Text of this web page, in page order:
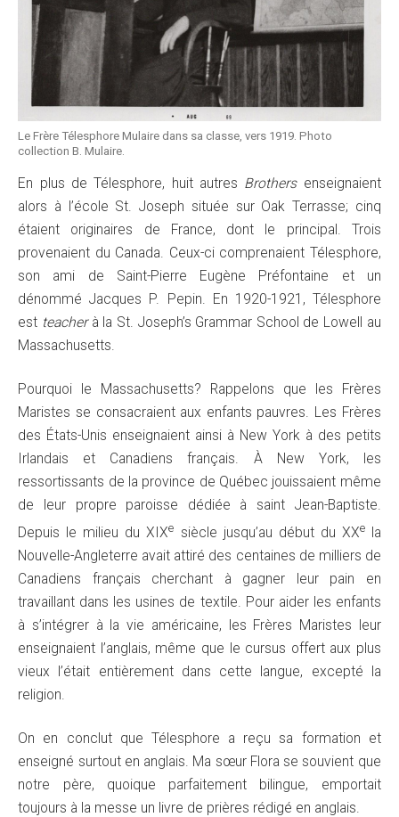
Le Frère Télesphore Mulaire dans sa classe, vers 1919. Photo
collection B. Mulaire.
En plus de Télesphore, huit autres Brothersenseignaient
alors à l’école St. Joseph située sur Oak Terrasse; cinq
étaient originaires de France, dont le principal. Trois
provenaient du Canada. Ceux-ci comprenaient Télesphore,
son ami de Saint-Pierre Eugène Préfontaine et un
dénommé Jacques P. Pepin. En 1920-1921, Télesphore
est teacherà la St. Joseph’s Grammar School de Lowell au
Massachusetts.
Pourquoi le Massachusetts? Rappelons que les Frères
Maristes se consacraient aux enfants pauvres. Les Frères
des États-Unis enseignaient ainsi à New York à des petits
Irlandais et Canadiens français. À New York, les
ressortissants de la province de Québec jouissaient même
de leur propre paroisse dédiée à saint Jean-Baptiste.
Depuis le milieu du XIXe siècle jusqu’au début du XXela
Nouvelle-Angleterre avait attiré des centaines de milliers de
Canadiens français cherchant à gagner leur pain en
travaillant dans les usines de textile. Pour aider les enfants
à s’intégrer à la vie américaine, les Frères Maristes leur
enseignaient l’anglais, même que le cursus offert aux plus
vieux l’était entièrement dans cette langue, excepté la
religion.
On en conclut que Télesphore a reçu sa formation et
enseigné surtout en anglais. Ma sœur Flora se souvient que
notre père, quoique parfaitement bilingue, emportait
toujours à la messe un livre de prières rédigé en anglais.